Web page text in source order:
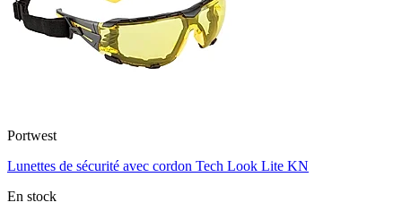
Portwest
Lunettes de sécurité avec cordon Tech Look Lite KN
En stock